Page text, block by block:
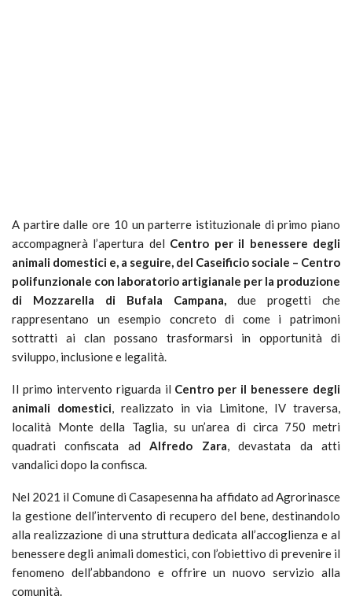
A partire dalle ore 10 un parterre istituzionale di primo piano
accompagnerà l’apertura del Centro per il benessere degli
animali domestici e, a seguire, del Caseificio sociale – Centro
polifunzionale con laboratorio artigianale per la produzione
di Mozzarella di Bufala Campana, due progetti che
rappresentano un esempio concreto di come i patrimoni
sottratti ai clan possano trasformarsi in opportunità di
sviluppo, inclusione e legalità.
Il primo intervento riguarda il Centro per il benessere degli
animali domestici, realizzato in via Limitone, IV traversa,
località Monte della Taglia, su un’area di circa 750 metri
quadrati confiscata adAlfredo Zara, devastata da atti
vandalici dopo la confisca.
Nel 2021 il Comune di Casapesenna ha affidato ad Agrorinasce
la gestione dell’intervento di recupero del bene, destinandolo
alla realizzazione di una struttura dedicata all’accoglienza e al
benessere degli animali domestici, con l’obiettivo di prevenire il
fenomeno dell’abbandono e offrire un nuovo servizio alla
comunità.